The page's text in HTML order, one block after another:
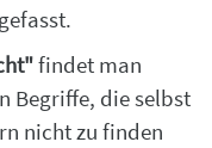
findet man
Begriffe, die selbst
nicht zu finden